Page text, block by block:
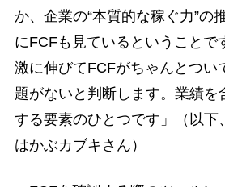
か、企業の“本質的な稼ぐ力”の
にFCFも見ているということで
激に伸びてFCFがちゃんとつい
題がないと判断します。業績を
する要素のひとつです」（以下
はかぶカブキさん）